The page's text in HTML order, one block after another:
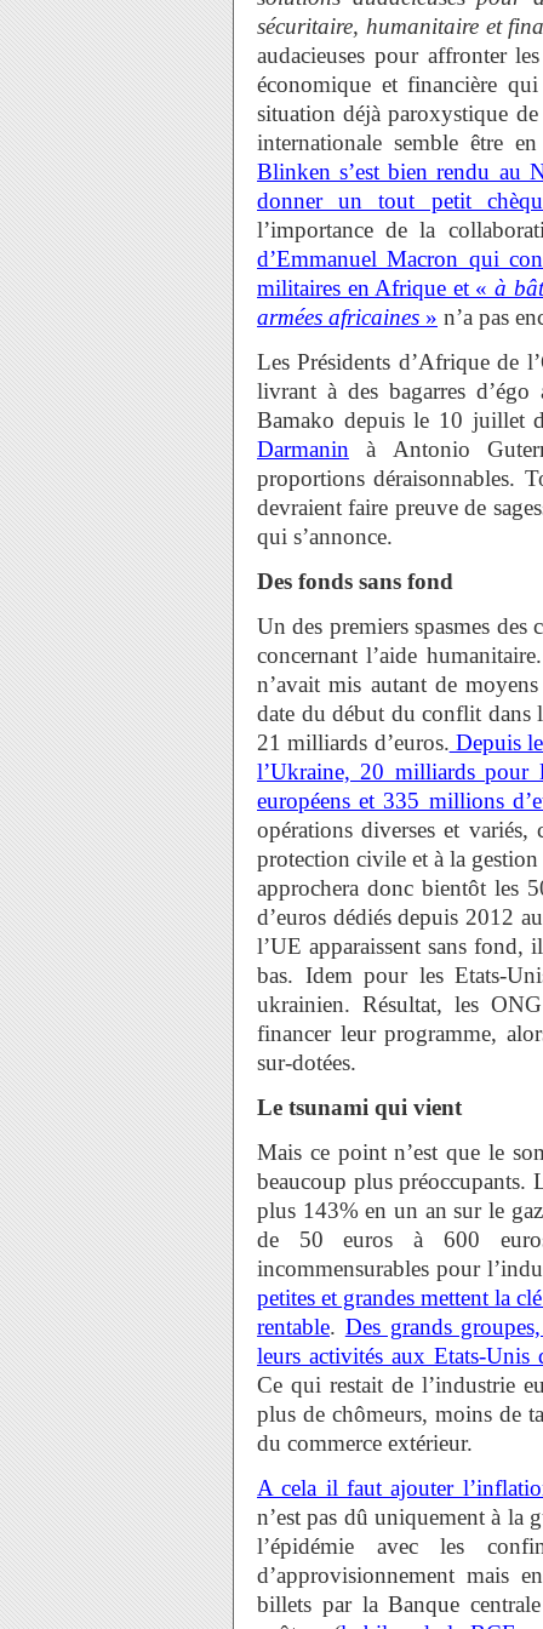
sécuritaire, humanitaire et
audacieuses pour affronter
économique et financière
situation déjà paroxystique
internationale semble être
Blinken s’est bien rendu au
donner un tout petit
l’importance de la
d’Emmanuel Macron qui
militaires en Afrique et « à
armées africaines » n’a pas
Les Présidents d’Afrique de
livrant à des bagarres
Bamako depuis le 10 juillet
Darmanin à Antonio
proportions déraisonnables.
devraient faire preuve de
qui s’annonce.
Des fonds sans fond
Un des premiers spasmes des
concernant l’aide
n’avait mis autant de
date du début du conflit dans
21 milliards d’euros. Depuis
l’Ukraine, 20 milliards pour
européens et 335 millions
opérations diverses et
protection civile et à la
approchera donc bientôt les
d’euros dédiés depuis 2012
l’UE apparaissent sans fond,
bas. Idem pour les Etats-
ukrainien. Résultat, les
financer leur programme,
sur-dotées.
Le tsunami qui vient
Mais ce point n’est que le
beaucoup plus préoccupants.
plus 143% en un an sur le
de 50 euros à 600
incommensurables pour
petites et grandes mettent la
rentable. Des grands
leurs activités aux Etats-Unis
Ce qui restait de l’industrie
plus de chômeurs, moins de
du commerce extérieur.
A cela il faut ajouter
n’est pas dû uniquement à la
l’épidémie avec les
d’approvisionnement mais
billets par la Banque